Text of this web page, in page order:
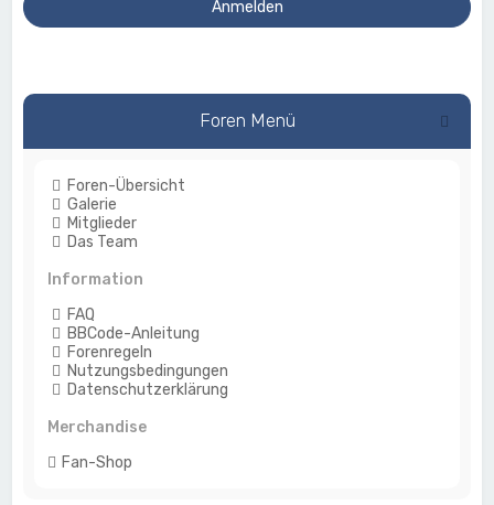
Foren Menü
Foren-Übersicht
Galerie
Mitglieder
Das Team
Information
FAQ
BBCode-Anleitung
Forenregeln
Nutzungsbedingungen
Datenschutzerklärung
Merchandise
Fan-Shop